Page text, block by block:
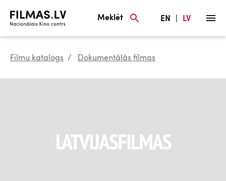
Meklēt EN LV
Filmu katalogs Dokumentālās filmas